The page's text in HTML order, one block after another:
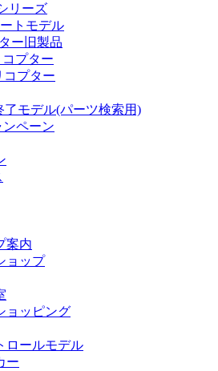
リーズ
トモデル
ー旧製品
コプター
コプター
了モデル(パーツ検索用)
ンペーン
案内
ョップ
ョッピング
ロールモデル
ー